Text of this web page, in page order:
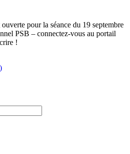
pour la séance du 19 septembre
PSB – connectez-vous au portail
!